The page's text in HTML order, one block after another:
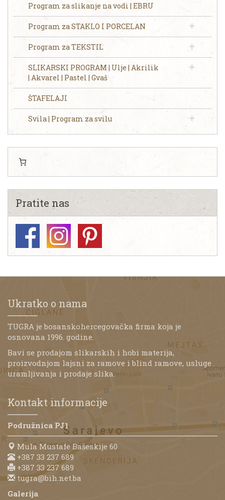
Program za slikanje na vodi | EBRU
Program za STAKLO I PORCELAN
Program za TEKSTIL
SLIKARSKI PROGRAM | Ulje | Akrilik
| Akvarel | Pastel | Gvaš
ŠTAFELAJI
Svila | Program za svilu
Pratite nas
Ukratko o nama
TUGRA je bosanskohercegovačka firma koja je
osnovana 1996. godine.
Bavi se prodajom slikarskih i hobi materija,
proizvodnjom lajsni za ramove i blind ramove, usluge
uramljivanja i prodaje slika.
Kontakt informacije
Podružnica PJ1
Mula Mustafe Bašeskije 60
+387 33 237 689
+387 33 237 689
tugra@bih.net.ba
Galerija